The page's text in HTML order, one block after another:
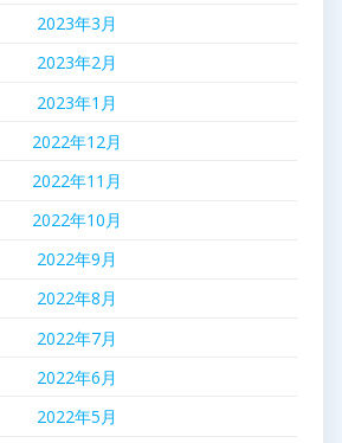
2023年3月
2023年2月
2023年1月
2022年12月
2022年11月
2022年10月
2022年9月
2022年8月
2022年7月
2022年6月
2022年5月